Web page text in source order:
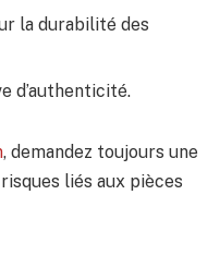
la durabilité des
d’authenticité.
, demandez toujours une
liés aux pièces